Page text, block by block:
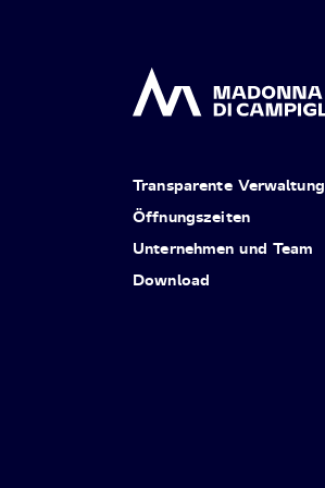
Transparente Verwaltung
Öffnungszeiten
Unternehmen und Team
Download